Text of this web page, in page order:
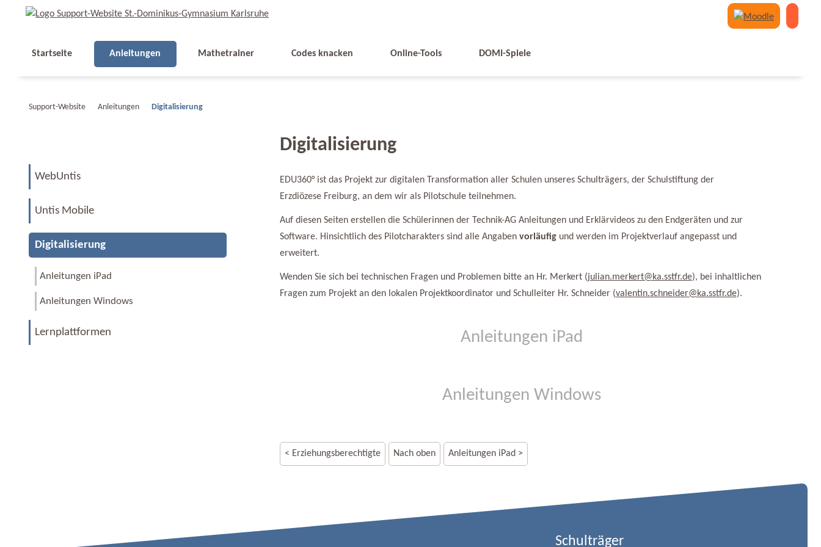
Startseite Anleitungen Mathetrainer Codes knacken Online-Tools DOMI-Spiele
Support-Website Anleitungen Digitalisierung
Digitalisierung
EDU360° ist das Projekt zur digitalen Transformation aller Schulen unseres Schulträgers, der Schulstiftung der
Erzdiözese Freiburg, an dem wir als Pilotschule teilnehmen.
Auf diesen Seiten erstellen die Schülerinnen der Technik-AG Anleitungen und Erklärvideos zu den Endgeräten und zur
Software. Hinsichtlich des Pilotcharakters sind alle Angaben vorläufig und werden im Projektverlauf angepasst und
erweitert.
Wenden Sie sich bei technischen Fragen und Problemen bitte an Hr. Merkert (julian.merkert@ka.sstfr.de), bei inhaltlichen
Fragen zum Projekt an den lokalen Projektkoordinator und Schulleiter Hr. Schneider (valentin.schneider@ka.sstfr.de).
Anleitungen iPad
Anleitungen Windows
< Erziehungsberechtigte Nach oben Anleitungen iPad >
WebUntis
Untis Mobile
Digitalisierung
Anleitungen iPad
Anleitungen Windows
Lernplattformen
Schulträger